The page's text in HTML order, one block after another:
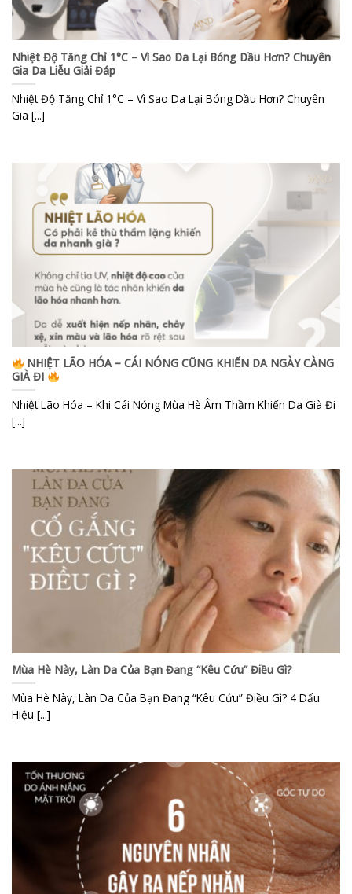
Nhiệt Độ Tăng Chỉ 1°C – Vì Sao Da Lại Bóng Dầu Hơn? Chuyên
Gia Da Liễu Giải Đáp
Nhiệt Độ Tăng Chỉ 1°C – Vì Sao Da Lại Bóng Dầu Hơn? Chuyên
Gia [...]
NHIỆT LÃO HÓA – CÁI NÓNG CŨNG KHIẾN DA NGÀY CÀNG
GIÀ ĐI
Nhiệt Lão Hóa – Khi Cái Nóng Mùa Hè Âm Thầm Khiến Da Già Đi
[...]
Mùa Hè Này, Làn Da Của Bạn Đang “Kêu Cứu” Điều Gì?
Mùa Hè Này, Làn Da Của Bạn Đang “Kêu Cứu” Điều Gì? 4 Dấu
Hiệu [...]